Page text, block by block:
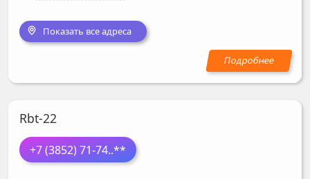
Показать все адреса
Rbt-22
+7 (3852) 71-74..**